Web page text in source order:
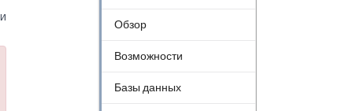
Обзор
Возможности
Базы данных